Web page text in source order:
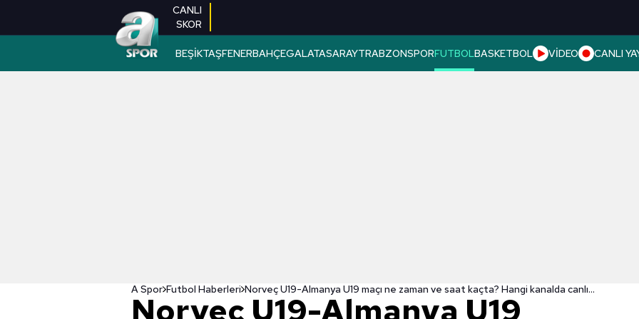
CANLI
SKOR
BEŞİKTAŞFENERBAHÇEGALATASARAYTRABZONSPORFUTBOLBASKETBOL VİDEO CANLI
A Spor Futbol Haberleri Norveç U19-Almanya U19 maçı ne zaman ve saat kaçta? Hangi kanalda canlı yayınlanacak?
Norveç U19-Almanya U19